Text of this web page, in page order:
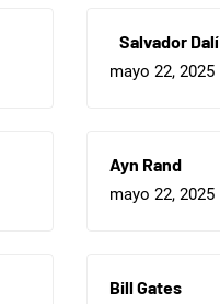
Salvador Dalí
mayo 22, 2025
Ayn Rand
mayo 22, 2025
Bill Gates